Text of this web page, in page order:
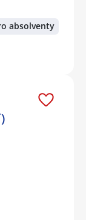
absolventy